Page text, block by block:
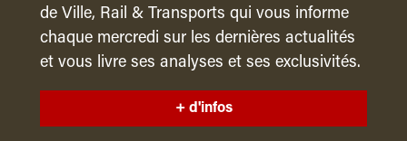
de Ville, Rail & Transports qui vous informe
chaque mercredi sur les dernières actualités
et vous livre ses analyses et ses exclusivités.
+ d'infos